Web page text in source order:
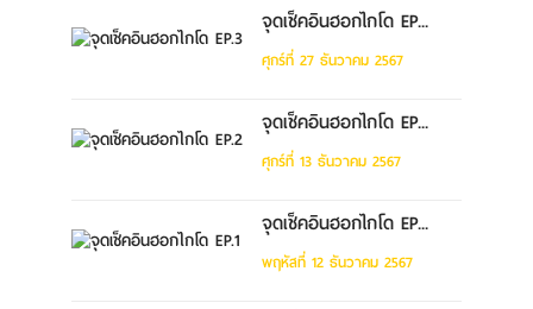
จุดเช็คอินฮอกไกโด EP...
ศุกร์ที่ 27 ธันวาคม 2567
จุดเช็คอินฮอกไกโด EP...
ศุกร์ที่ 13 ธันวาคม 2567
จุดเช็คอินฮอกไกโด EP...
พฤหัสที่ 12 ธันวาคม 2567